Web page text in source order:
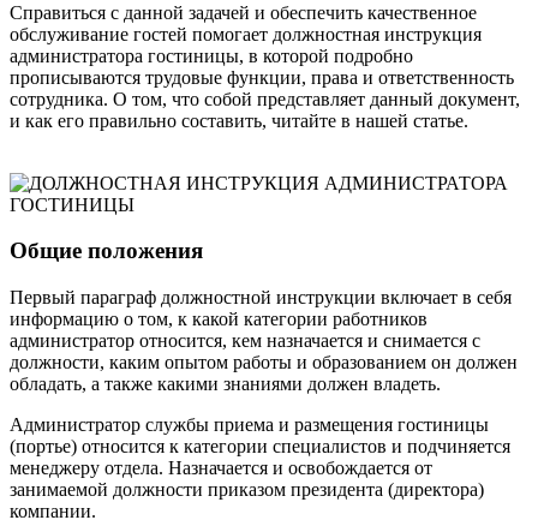
Справиться с данной задачей и обеспечить качественное
обслуживание гостей помогает должностная инструкция
администратора гостиницы, в которой подробно
прописываются трудовые функции, права и ответственность
сотрудника. О том, что собой представляет данный документ,
и как его правильно составить, читайте в нашей статье.
Общие положения
Первый параграф должностной инструкции включает в себя
информацию о том, к какой категории работников
администратор относится, кем назначается и снимается с
должности, каким опытом работы и образованием он должен
обладать, а также какими знаниями должен владеть.
Администратор службы приема и размещения гостиницы
(портье) относится к категории специалистов и подчиняется
менеджеру отдела. Назначается и освобождается от
занимаемой должности приказом президента (директора)
компании.